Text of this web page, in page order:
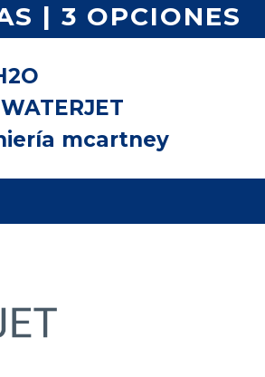
| 3 OPCIONES
mcartney